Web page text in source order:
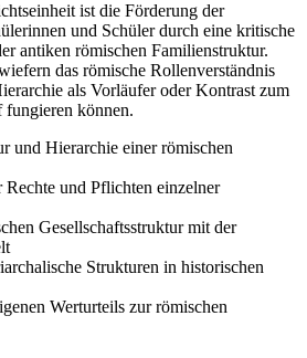
ist die Förderung der
und Schüler durch eine kritische
antiken römischen Familienstruktur.
das römische Rollenverständnis
als Vorläufer oder Kontrast zum
können.
und Hierarchie einer römischen
Rechte und Pflichten einzelner
Gesellschaftsstruktur mit der
Strukturen in historischen
Werturteils zur römischen